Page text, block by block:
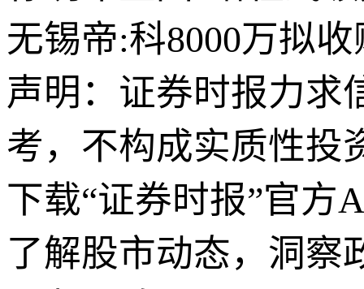
无锡帝:科8000万拟
声明：证券时报力求
考，不构成实质性投
下载“证券时报”官方
了解股市动态，洞察